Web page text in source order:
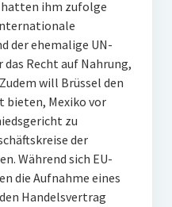
hatten ihm zufolge
der ehemalige UN-
Recht auf Nahrung,
will Brüssel den
bieten, Mexiko vor
zu
der
Während sich EU-
die Aufnahme eines
Handelsvertrag